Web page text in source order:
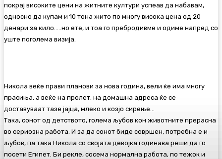
покрај високите цени на житните култури успеав да набавам,
односно да купам и 10 тона жито по многу висока цена од 20
денари за кило…..но ете, и тоа го пребродивме и одиме напред со
уште поголема визија.
Никола веќе прави планови за нова година, вели ќе има многу
прасиња, а веќе на пролет, на домашна адреса ќе се
доставуваат тазе јајца, млеко и козјо сирење…
Така, сонот од детството, голема љубов кон животните прерасна
во сериозна работа. И за да сонот биде совршен, потребна е и
љубов, па така Никола со својата девојка годинава реши да го
посети Египет. Би рекле, сосема нормална работа, по тежок и